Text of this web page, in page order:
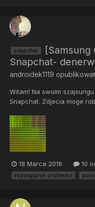
snapchat
[Samsung
Snapchat-
androidek1119
Witam! Na swoim
Snapchat. Zdjecia moge
Następnym błędem jest
twarzy z tymi maskami.
18 Marca 2016 10
rozwiązanie problemu